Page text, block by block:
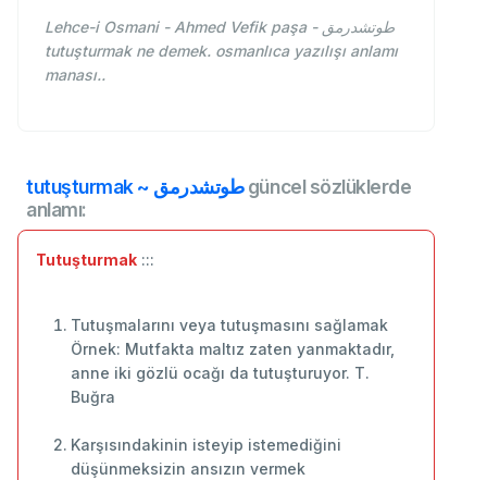
Lehce-i Osmani - Ahmed Vefik paşa - طوتشدرمق
tutuşturmak ne demek. osmanlıca yazılışı anlamı
manası..
tutuşturmak ~ طوتشدرمقgüncel sözlüklerde
anlamı:
Tutuşturmak :::
Tutuşmalarını veya tutuşmasını sağlamak
Örnek: Mutfakta maltız zaten yanmaktadır,
anne iki gözlü ocağı da tutuşturuyor. T.
Buğra
Karşısındakinin isteyip istemediğini
düşünmeksizin ansızın vermek